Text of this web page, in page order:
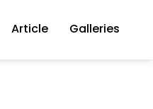
Article Galleries